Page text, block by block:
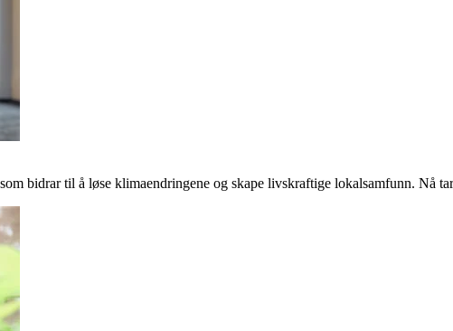
bidrar til å løse klimaendringene og skape livskraftige lokalsamfunn. Nå